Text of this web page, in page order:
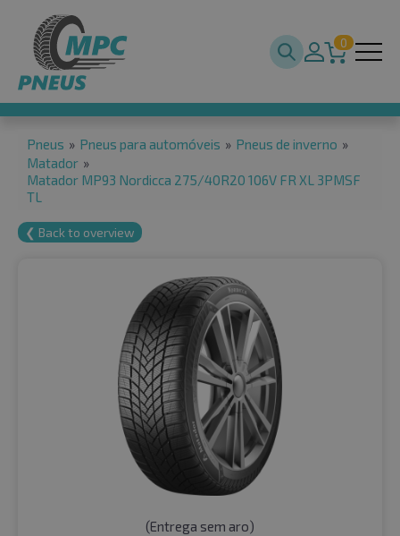
0
Pneus » Pneus para automóveis » Pneus de inverno »
Matador »
Matador MP93 Nordicca 275/40R20 106V FR XL 3PMSF
TL
❮ Back to overview
(Entrega sem aro)